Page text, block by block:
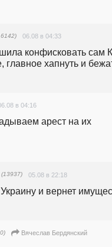
06.08 в 04:33
конфисковать сам
главное хапнуть и
в 04:16
арест на их
05.08 в 22:18
и вернет
Вячеслав Бердянский